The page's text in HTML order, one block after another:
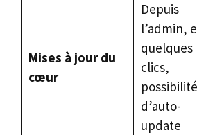
Mises à jour du
cœur
Depuis
l’admin,
quelques
clics,
possibilité
d’auto-
update